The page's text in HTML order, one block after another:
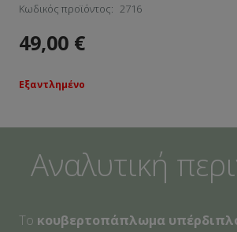
Κωδικός προϊόντος: 2716
49,00 €
Εξαντλημένο
Αναλυτική
Το κουβερτοπάπλωμα